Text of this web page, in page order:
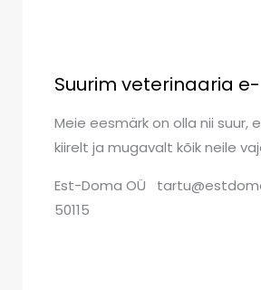
Suurim veterinaaria
Meie eesmärk on olla nii suur,
kiirelt ja mugavalt kõik neile
Est-Doma OÜ
50115